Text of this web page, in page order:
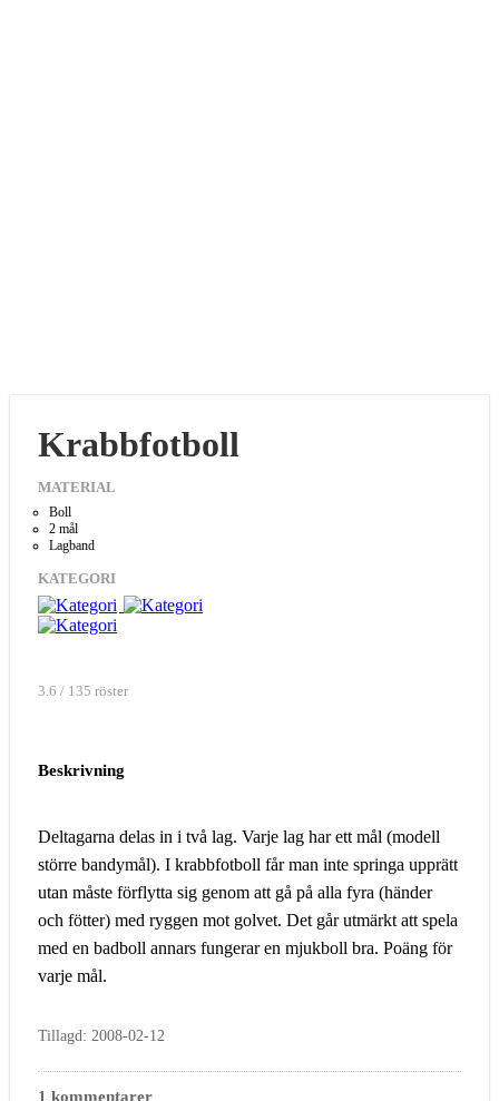
Krabbfotboll
MATERIAL
Boll
2 mål
Lagband
KATEGORI
3.6 / 135 röster
Beskrivning
Deltagarna delas in i två lag. Varje lag har ett mål (modell
större bandymål). I krabbfotboll får man inte springa upprätt
utan måste förflytta sig genom att gå på alla fyra (händer
och fötter) med ryggen mot golvet. Det går utmärkt att spela
med en badboll annars fungerar en mjukboll bra. Poäng för
varje mål.
Tillagd: 2008-02-12
1 kommentarer